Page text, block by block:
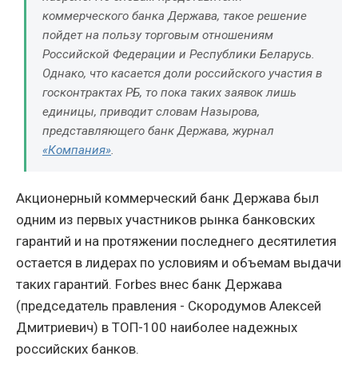
коммерческого банка Держава, такое решение
пойдет на пользу торговым отношениям
Российской Федерации и Республики Беларусь.
Однако, что касается доли российского участия в
госконтрактах РБ, то пока таких заявок лишь
единицы, приводит словам Назырова,
представляющего банк Держава, журнал
«Компания».
Акционерный коммерческий банк Держава был
одним из первых участников рынка банковских
гарантий и на протяжении последнего десятилетия
остается в лидерах по условиям и объемам выдачи
таких гарантий. Forbes внес банк Держава
(председатель правления - Скородумов Алексей
Дмитриевич) в ТОП-100 наиболее надежных
российских банков.